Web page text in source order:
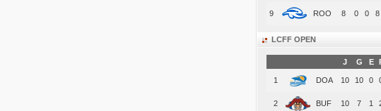
9 ROO 8 0 0 8
LCFF OPEN
J G E
1 DOA 10 10 0
2 BUF 10 7 1